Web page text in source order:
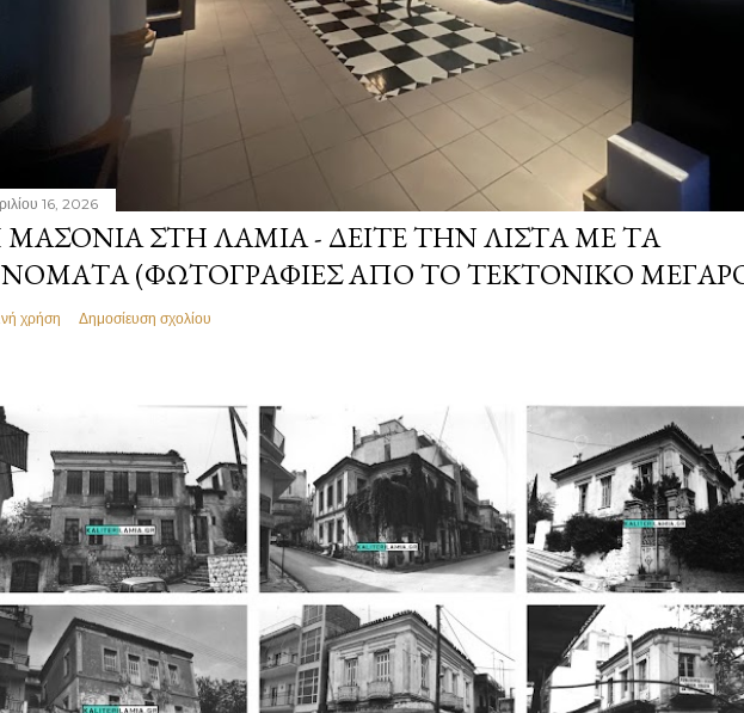
16, 2026
ΣΤΗ ΛΑΜΊΑ - ΔΕΊΤΕ ΤΗΝ ΛΊΣΤΑ ΜΕ ΤΑ
(ΦΩΤΟΓΡΑΦΊΕΣ ΑΠΌ ΤΟ ΤΕΚΤΟΝΙΚΌ
χρήση Δημοσίευση σχολίου